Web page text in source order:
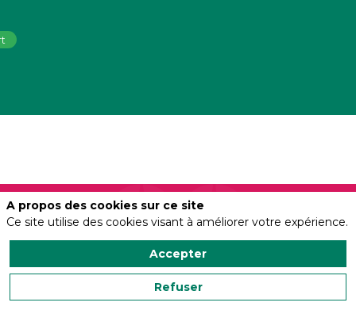
par
Nous contacter
Politique de confidentialité
A propos des cookies sur ce site
Ce site utilise des cookies visant à améliorer votre expérience.
Accepter
Refuser